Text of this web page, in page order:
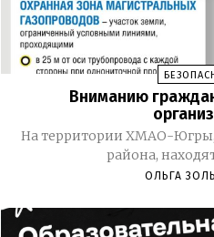
Вниманию
На территории ХМАО-Югры,
района,
ОЛЬГА